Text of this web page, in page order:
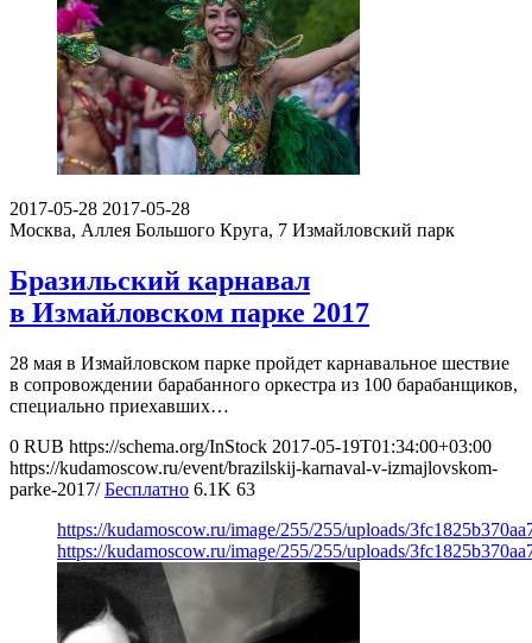
2017-05-28 2017-05-28
Москва, Аллея Большого Круга, 7 Измайловский парк
Бразильский карнавал
в Измайловском парке 2017
28 мая в Измайловском парке пройдет карнавальное шествие
в сопровождении барабанного оркестра из 100 барабанщиков,
специально приехавших…
0 RUB https://schema.org/InStock 2017-05-19T01:34:00+03:00
https://kudamoscow.ru/event/brazilskij-karnaval-v-izmajlovskom-
parke-2017/ Бесплатно 6.1K 63
https://kudamoscow.ru/image/255/255/uploads/
https://kudamoscow.ru/image/255/255/uploads/